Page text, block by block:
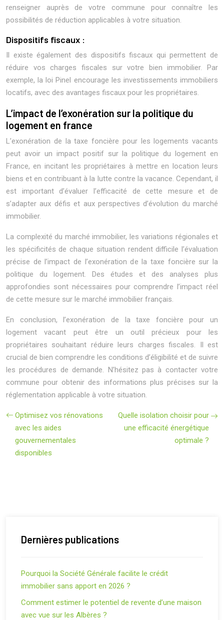
renseigner auprès de votre commune pour connaître les
possibilités de réduction applicables à votre situation.
Dispositifs fiscaux :
Il existe également des dispositifs fiscaux qui permettent de
réduire vos charges fiscales sur votre bien immobilier. Par
exemple, la loi Pinel encourage les investissements immobiliers
locatifs, avec des avantages fiscaux pour les propriétaires.
L’impact de l’exonération sur la politique du
logement en france
L’exonération de la taxe foncière pour les logements vacants
peut avoir un impact positif sur la politique du logement en
France, en incitant les propriétaires à mettre en location leurs
biens et en contribuant à la lutte contre la vacance. Cependant, il
est important d’évaluer l’efficacité de cette mesure et de
s’adapter aux défis et aux perspectives d’évolution du marché
immobilier.
La complexité du marché immobilier, les variations régionales et
les spécificités de chaque situation rendent difficile l’évaluation
précise de l’impact de l’exonération de la taxe foncière sur la
politique du logement. Des études et des analyses plus
approfondies sont nécessaires pour comprendre l’impact réel
de cette mesure sur le marché immobilier français.
En conclusion, l’exonération de la taxe foncière pour un
logement vacant peut être un outil précieux pour les
propriétaires souhaitant réduire leurs charges fiscales. Il est
crucial de bien comprendre les conditions d’éligibilité et de suivre
les procédures de demande. N’hésitez pas à contacter votre
commune pour obtenir des informations plus précises sur la
réglementation applicable à votre situation.
Optimisez vos rénovations
avec les aides
gouvernementales
disponibles
Quelle isolation choisir pour
une efficacité énergétique
optimale ?
Dernières publications
Pourquoi la Société Générale facilite le crédit
immobilier sans apport en 2026 ?
Comment estimer le potentiel de revente d’une maison
avec vue sur les Albères ?